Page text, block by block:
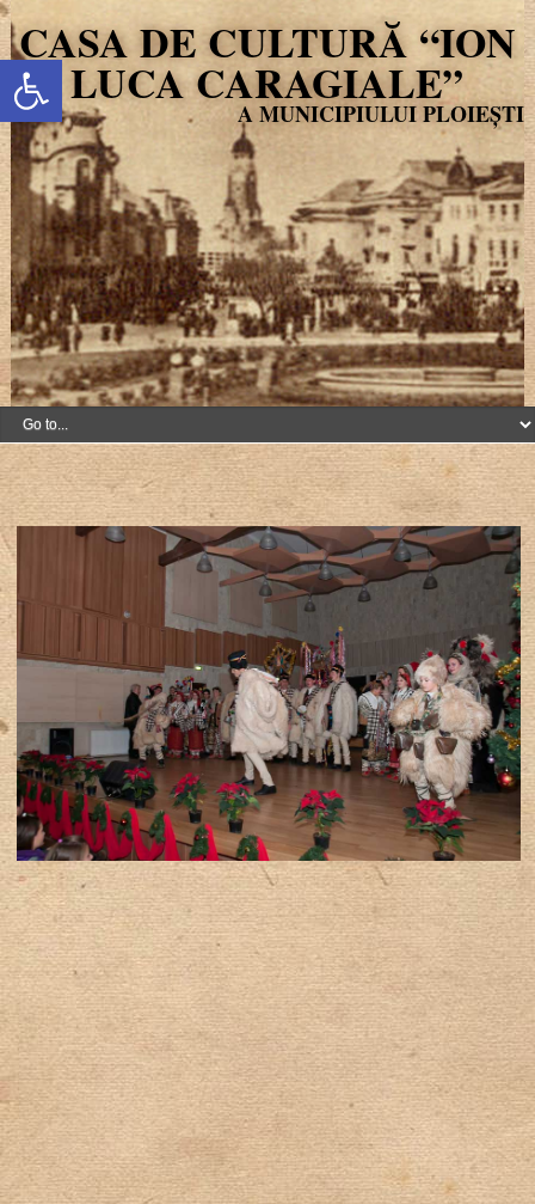
Deschide bara de unelte
CASA DE CULTURĂ “ION
LUCA CARAGIALE”